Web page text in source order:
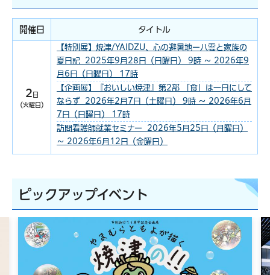
開催日 タイトル
2 日
（火曜日）
【特別展】焼津/YAIDZU、心の避暑地ー八雲と家族の
夏日記 2025年9月28日（日曜日） 9時 ～ 2026年9
月6日（日曜日） 17時
【企画展】『おいしい焼津』第2部 「食」は一日にして
ならず 2026年2月7日（土曜日） 9時 ～ 2026年6月
7日（日曜日） 17時
訪問看護師就業セミナー 2026年5月25日（月曜日）
～ 2026年6月12日（金曜日）
ピックアップイベント